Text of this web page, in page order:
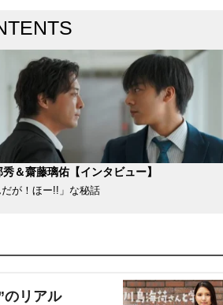
秀＆齋藤璃佑【インタビュー】
だが！ほー!!」な秘話
のリアル